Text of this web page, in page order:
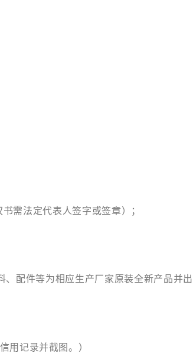
需法定代表人签字或签章）；
配件等为相应生产厂家原装全新产品并出
用记录并截图。）